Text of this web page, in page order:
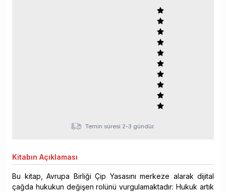
Temin süresi 2-3 gündür.
Kitabın Açıklaması
Bu kitap, Avrupa Birliği Çip Yasasını merkeze alarak dijital
çağda hukukun değişen rolünü vurgulamaktadır: Hukuk artık